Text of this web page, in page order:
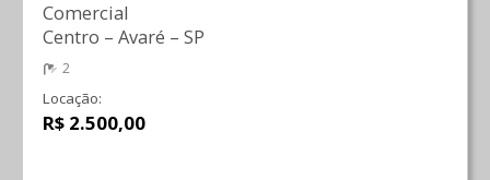
Comercial
Centro – Avaré – SP
2
Locação:
R$ 2.500,00